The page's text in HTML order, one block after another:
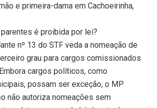
e primeira-dama em Cachoeirinha,
é proibida por lei?
nº 13 do STF veda a nomeação de
grau para cargos comissionados
cargos políticos, como
possam ser exceção, o MP
não autoriza nomeações sem